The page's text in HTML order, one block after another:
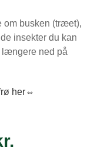
om busken (træet),
insekter du kan
længere ned på
her⇔